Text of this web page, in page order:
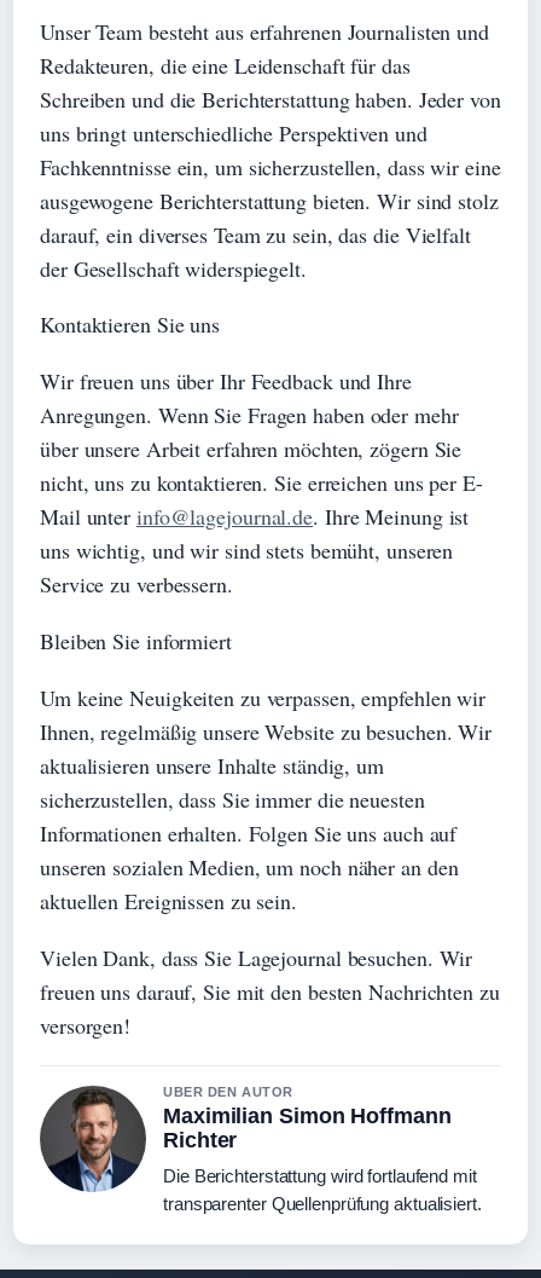
Unser Team besteht aus erfahrenen Journalisten und
Redakteuren, die eine Leidenschaft für das
Schreiben und die Berichterstattung haben. Jeder von
uns bringt unterschiedliche Perspektiven und
Fachkenntnisse ein, um sicherzustellen, dass wir eine
ausgewogene Berichterstattung bieten. Wir sind stolz
darauf, ein diverses Team zu sein, das die Vielfalt
der Gesellschaft widerspiegelt.
Kontaktieren Sie uns
Wir freuen uns über Ihr Feedback und Ihre
Anregungen. Wenn Sie Fragen haben oder mehr
über unsere Arbeit erfahren möchten, zögern Sie
nicht, uns zu kontaktieren. Sie erreichen uns per E-
Mail unter info@lagejournal.de. Ihre Meinung ist
uns wichtig, und wir sind stets bemüht, unseren
Service zu verbessern.
Bleiben Sie informiert
Um keine Neuigkeiten zu verpassen, empfehlen wir
Ihnen, regelmäßig unsere Website zu besuchen. Wir
aktualisieren unsere Inhalte ständig, um
sicherzustellen, dass Sie immer die neuesten
Informationen erhalten. Folgen Sie uns auch auf
unseren sozialen Medien, um noch näher an den
aktuellen Ereignissen zu sein.
Vielen Dank, dass Sie Lagejournal besuchen. Wir
freuen uns darauf, Sie mit den besten Nachrichten zu
versorgen!
UBER DEN AUTOR
Maximilian Simon Hoffmann
Richter
Die Berichterstattung wird fortlaufend mit
transparenter Quellenprüfung aktualisiert.